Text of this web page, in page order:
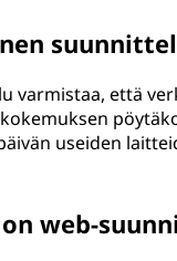
varmistaa, että
useiden
web-